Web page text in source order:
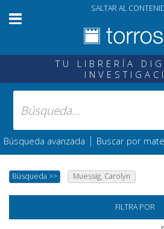
SALTAR AL
TU LIBRERÍA
Búsqueda avanzada | Buscar por
Búsqueda >> Muessig, Carolyn
FILTRA POR